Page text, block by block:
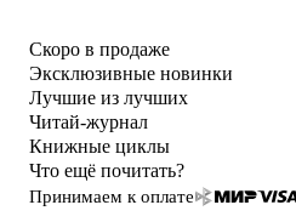
Скоро в продаже
Эксклюзивные новинки
Лучшие из лучших
Читай-журнал
Книжные циклы
Что ещё почитать?
Принимаем к оплате